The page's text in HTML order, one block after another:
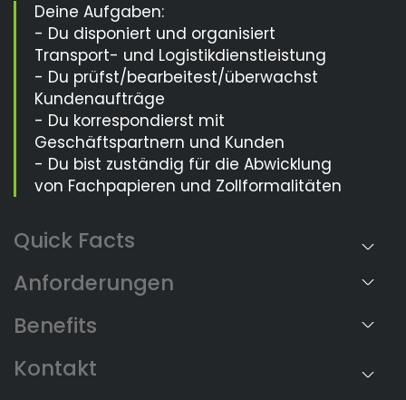
Deine Aufgaben:
- Du disponiert und organisiert
Transport- und Logistikdienstleistung
- Du prüfst/bearbeitest/überwachst
Kundenaufträge
- Du korrespondierst mit
Geschäftspartnern und Kunden
- Du bist zuständig für die Abwicklung
von Fachpapieren und Zollformalitäten
Anforderungen
Benefits